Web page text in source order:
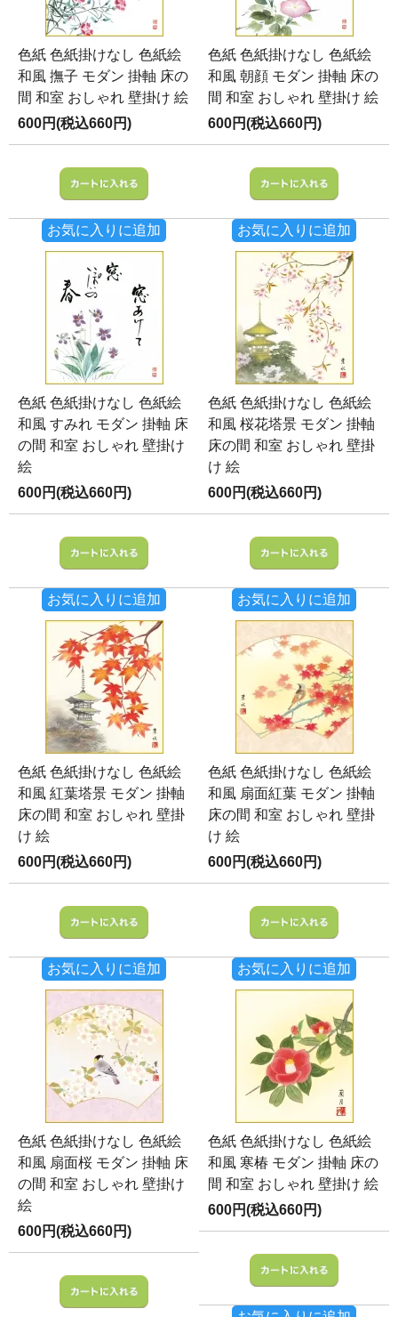
色紙 色紙掛けなし 色紙絵
和風 撫子 モダン 掛軸 床の
間 和室 おしゃれ 壁掛け 絵
600円(税込660円)
お気に入りに追加
色紙 色紙掛けなし 色紙絵
和風 朝顔 モダン 掛軸 床の
間 和室 おしゃれ 壁掛け 絵
600円(税込660円)
お気に入りに追加
色紙 色紙掛けなし 色紙絵
和風 すみれ モダン 掛軸 床
の間 和室 おしゃれ 壁掛け
絵
600円(税込660円)
お気に入りに追加
色紙 色紙掛けなし 色紙絵
和風 桜花塔景 モダン 掛軸
床の間 和室 おしゃれ 壁掛
け 絵
600円(税込660円)
お気に入りに追加
色紙 色紙掛けなし 色紙絵
和風 紅葉塔景 モダン 掛軸
床の間 和室 おしゃれ 壁掛
け 絵
600円(税込660円)
お気に入りに追加
色紙 色紙掛けなし 色紙絵
和風 扇面紅葉 モダン 掛軸
床の間 和室 おしゃれ 壁掛
け 絵
600円(税込660円)
お気に入りに追加
色紙 色紙掛けなし 色紙絵
和風 扇面桜 モダン 掛軸 床
の間 和室 おしゃれ 壁掛け
絵
600円(税込660円)
色紙 色紙掛けなし 色紙絵
和風 寒椿 モダン 掛軸 床の
間 和室 おしゃれ 壁掛け 絵
600円(税込660円)